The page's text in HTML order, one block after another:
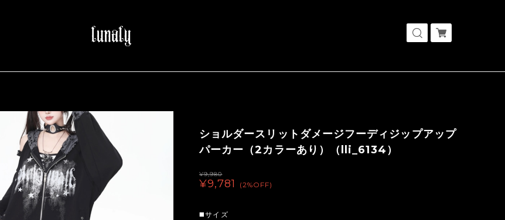
ショルダースリットダメージフーディジップアップ
パーカー（2カラーあり）（lli_6134）
¥9,980
¥9,781 (2%OFF)
◼️サイズ